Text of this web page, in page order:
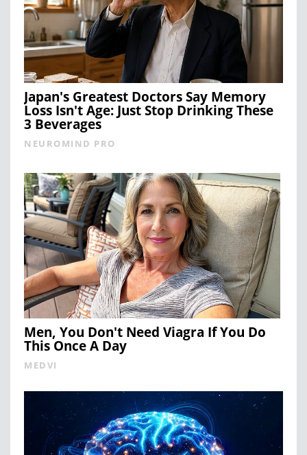
Japan's Greatest Doctors Say Memory
Loss Isn't Age: Just Stop Drinking These
3 Beverages
NEUROMIND PRO
Men, You Don't Need Viagra If You Do
This Once A Day
MEDVI